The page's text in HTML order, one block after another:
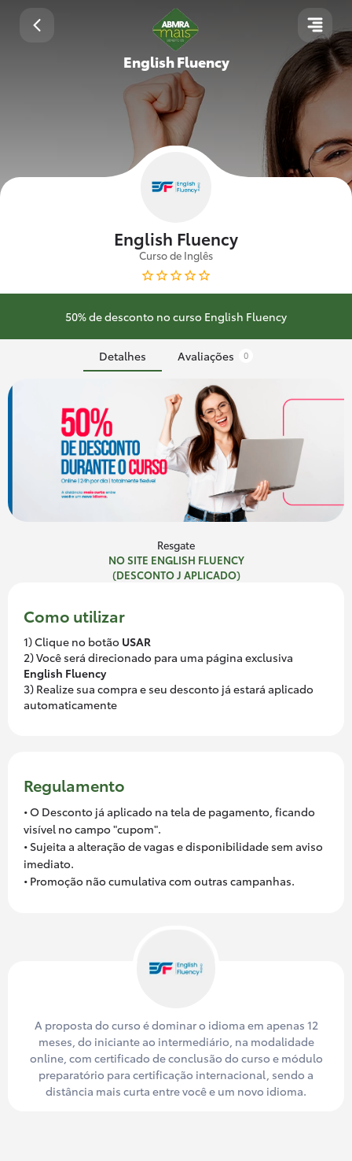
English Fluency
English Fluency
Curso de Inglês
50% de desconto no curso English Fluency
Detalhes Avaliações 0
Resgate
NO SITE ENGLISH FLUENCY
(DESCONTO J APLICADO)
Como utilizar
1) Clique no botão USAR
2) Você será direcionado para uma página exclusiva
English Fluency
3) Realize sua compra e seu desconto já estará aplicado
automaticamente
Regulamento
• O Desconto já aplicado na tela de pagamento, ficando
visível no campo "cupom".
• Sujeita a alteração de vagas e disponibilidade sem aviso
imediato.
• Promoção não cumulativa com outras campanhas.
A proposta do curso é dominar o idioma em apenas 12
meses, do iniciante ao intermediário, na modalidade
online, com certificado de conclusão do curso e módulo
preparatório para certificação internacional, sendo a
distância mais curta entre você e um novo idioma.